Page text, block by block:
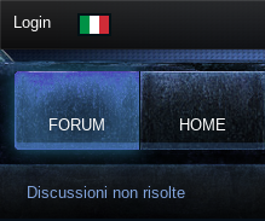
Login
FORUM HOME
Discussioni non risolte